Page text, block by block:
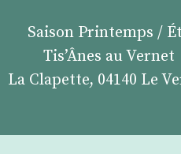
Saison Printemps /
Tis’Ânes au Vernet
La Clapette, 04140 Le